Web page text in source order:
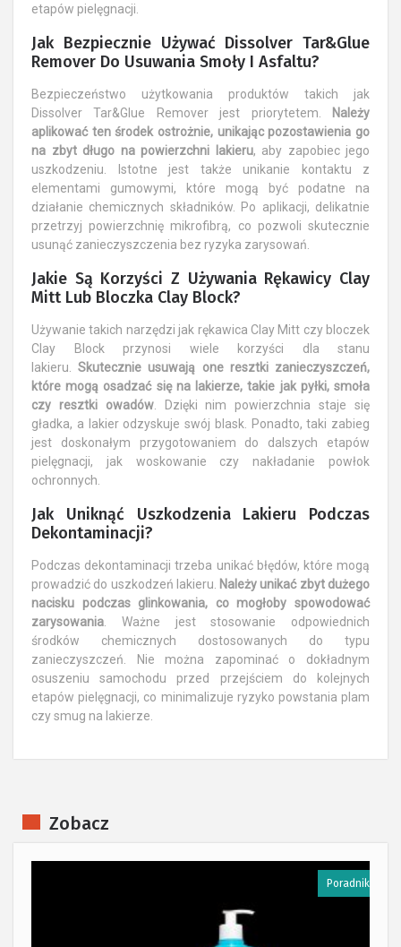
etapów pielęgnacji.
Jak Bezpiecznie Używać Dissolver Tar&Glue
Remover Do Usuwania Smoły I Asfaltu?
Bezpieczeństwo użytkowania produktów takich jak
Dissolver Tar&Glue Remover jest priorytetem.
Należy
aplikować ten środek ostrożnie, unikając pozostawienia go
na zbyt długo na powierzchni lakieru, aby zapobiec jego
uszkodzeniu. Istotne jest także unikanie kontaktu z
elementami gumowymi, które mogą być podatne na
działanie chemicznych składników. Po aplikacji, delikatnie
przetrzyj powierzchnię mikrofibrą, co pozwoli skutecznie
usunąć zanieczyszczenia bez ryzyka zarysowań.
Jakie Są Korzyści Z Używania Rękawicy Clay
Mitt Lub Bloczka Clay Block?
Używanie takich narzędzi jak rękawica Clay Mitt czy bloczek
Clay Block przynosi wiele korzyści dla stanu
lakieru.Skutecznie usuwają one resztki zanieczyszczeń,
które mogą osadzać się na lakierze, takie jak pyłki, smoła
czy resztki owadów. Dzięki nim powierzchnia staje się
gładka, a lakier odzyskuje swój blask. Ponadto, taki zabieg
jest doskonałym przygotowaniem do dalszych etapów
pielęgnacji, jak woskowanie czy nakładanie powłok
ochronnych.
Jak Uniknąć Uszkodzenia Lakieru Podczas
Dekontaminacji?
Podczas dekontaminacji trzeba unikać błędów, które mogą
prowadzić do uszkodzeń lakieru. Należy unikać zbyt dużego
nacisku podczas glinkowania, co mogłoby spowodować
zarysowania . Ważne jest stosowanie odpowiednich
środków chemicznych dostosowanych do typu
zanieczyszczeń. Nie można zapominać o dokładnym
osuszeniu samochodu przed przejściem do kolejnych
etapów pielęgnacji, co minimalizuje ryzyko powstania plam
czy smug na lakierze.
Zobacz
Poradnik